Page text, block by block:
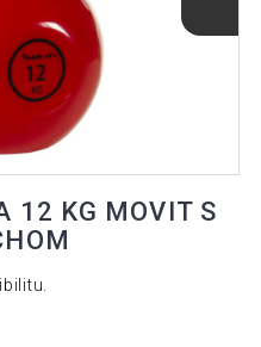
12 KG MOVIT S